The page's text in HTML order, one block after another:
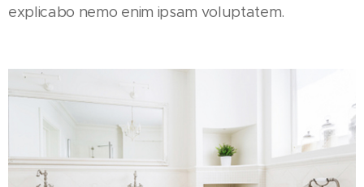
explicabo nemo enim ipsam voluptatem.